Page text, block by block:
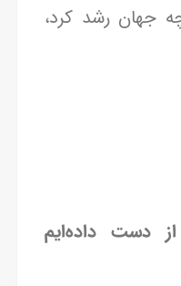
جهان رشد کرد،
دست داده‌ایم